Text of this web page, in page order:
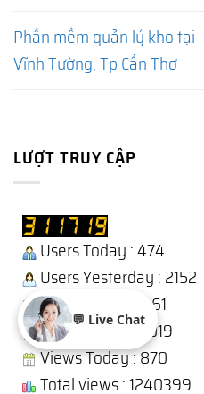
Phần mềm quản lý kho tại
Vĩnh Tường, Tp Cần Thơ
LƯỢT TRUY CẬP
Users Today : 474
Users Yesterday : 2152
This Month : 13261
Total Users : 311019
Views Today : 870
Total views : 1240399
💬 Live Chat